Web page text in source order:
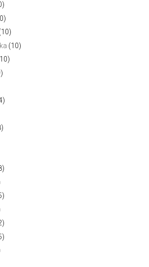
(10)